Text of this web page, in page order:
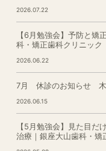
2026.07.22
【6月勉強会】予防と矯
科・矯正歯科クリニック
2026.06.22
7月 休診のお知らせ 木
2026.06.15
【5月勉強会】見た目だ
治療｜銀座大山歯科・矯